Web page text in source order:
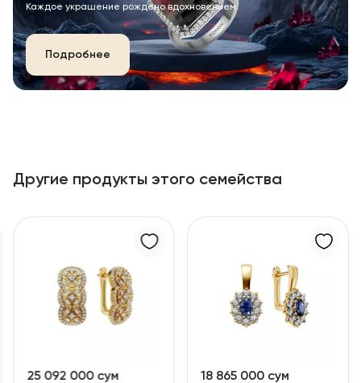
Каждое украшение рождено вдохновением.
Подробнее
Другие продукты этого семейства
25 092 000 сум 18 865 000 сум